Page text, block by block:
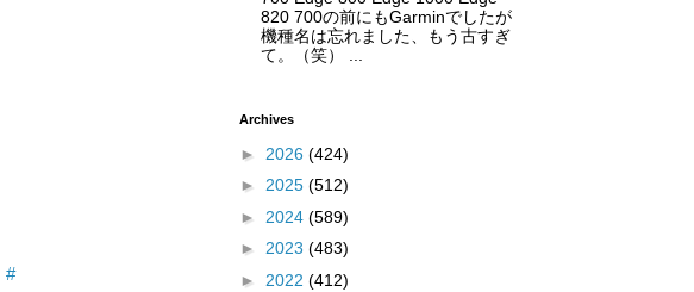
#
820 700の前にもGarminでしたが
機種名は忘れました、もう古すぎ
て。（笑） ...
Archives
► 2026 (424)
► 2025 (512)
► 2024 (589)
► 2023 (483)
► 2022 (412)